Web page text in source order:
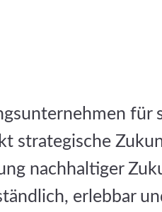
für
strategische
nachhaltiger
erlebbar